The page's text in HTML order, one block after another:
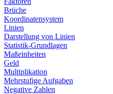
Brüche
Koordinatensystem
Linien
Darstellung von Linien
Statistik-Grundlagen
Maßeinheiten
Geld
Multiplikation
Mehrstufige Aufgaben
Negative Zahlen